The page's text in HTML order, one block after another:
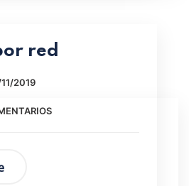
red
2019